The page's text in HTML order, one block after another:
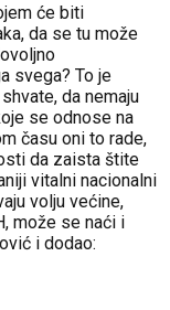
će biti
da se tu može
svega? To je
da nemaju
se odnose na
času oni to rade,
da zaista štite
vitalni nacionalni
volju većine,
može se naći i
i dodao: